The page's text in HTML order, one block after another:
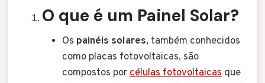
O que é um Painel Solar?
Os painéis solares, também conhecidos
como placas fotovoltaicas, são
compostos porcélulas fotovoltaicasque